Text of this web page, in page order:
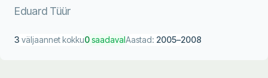
Eduard Tüür
3 väljaannet kokku0saadavalAastad: 2005–2008